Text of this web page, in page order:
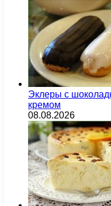
Эклеры с
кремом
08.08.2026